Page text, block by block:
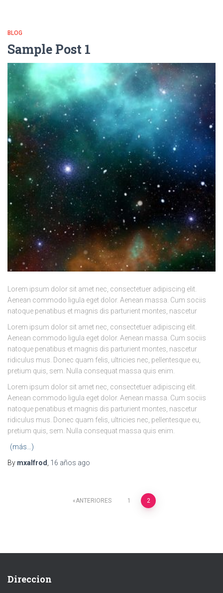
BLOG
Sample Post 1
Lorem ipsum dolor sit amet nec, consectetuer adipiscing elit.
Aenean commodo ligula eget dolor. Aenean massa. Cum sociis
natoque penatibus et magnis dis parturient montes, nascetur
Lorem ipsum dolor sit amet nec, consectetuer adipiscing elit.
Aenean commodo ligula eget dolor. Aenean massa. Cum sociis
natoque penatibus et magnis dis parturient montes, nascetur
ridiculus mus. Donec quam felis, ultricies nec, pellentesque eu,
pretium quis, sem. Nulla consequat massa quis enim.
Lorem ipsum dolor sit amet nec, consectetuer adipiscing elit.
Aenean commodo ligula eget dolor. Aenean massa. Cum sociis
natoque penatibus et magnis dis parturient montes, nascetur
ridiculus mus. Donec quam felis, ultricies nec, pellentesque eu,
pretium quis, sem. Nulla consequat massa quis enim.
(más…)
By mxalfrod 16 años ago
Navegación
entradas
ANTERIORES 1 2
Direccion